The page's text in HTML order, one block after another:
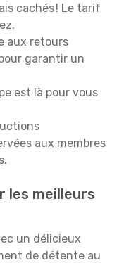
cachés ! Le tarif
aux retours
garantir un
est là pour vous
aux membres
les meilleurs
un délicieux
de détente au